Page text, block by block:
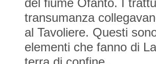
transumanza
al Tavoliere. Questi
elementi che fanno di